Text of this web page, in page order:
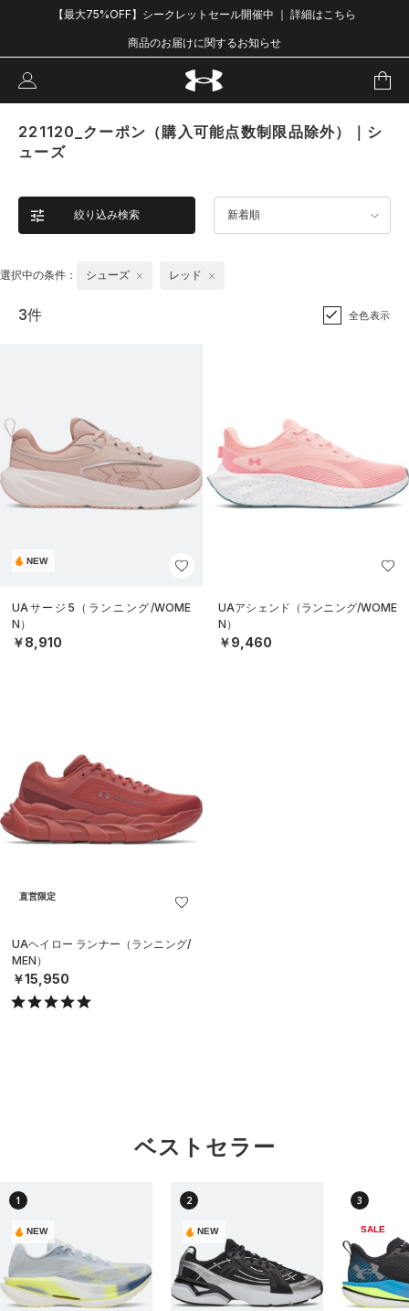
【最大75%OFF】シークレットセール開催中 ｜ 詳細はこちら
商品のお届けに関するお知らせ
221120_クーポン（購入可能点数制限品除外）｜シ
ューズ
絞り込み検索 新着順
選択中の条件： シューズ レッド
3件 全色表示
NEW
UAサージ5（ランニング/WOME
N）
￥8,910
UAアシェンド（ランニング/WOME
N）
￥9,460
直営限定
UAヘイロー ランナー（ランニング/
MEN）
￥15,950
ベストセラー
1
NEW
2
NEW
3
SALE